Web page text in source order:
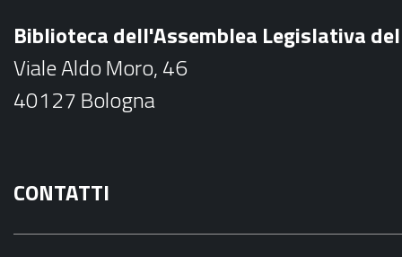
o
k
Biblioteca dell'Assemblea Legislativa
Viale Aldo Moro, 46
40127 Bologna
CONTATTI